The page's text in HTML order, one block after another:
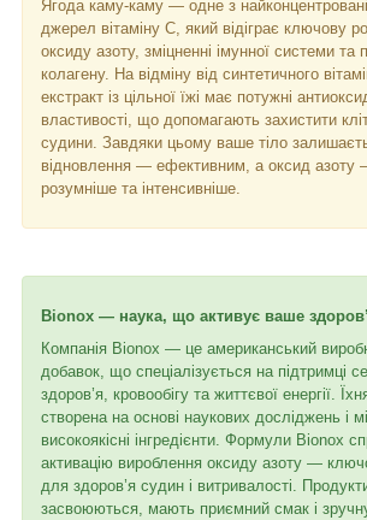
Ягода каму-каму — одне з
джерел вітаміну C, який відіграє ключову
оксиду азоту, зміцненні імунної системи та
колагену. На відміну від синтетичного
екстракт із цільної їжі має потужні
властивості, що допомагають захистити
судини. Завдяки цьому ваше тіло
відновлення — ефективним, а оксид азоту
розумніше та інтенсивніше.
Bionox — наука, що активує ваше
Компанія Bionox — це американський
добавок, що спеціалізується на підтримці
здоров’я, кровообігу та життєвої енергії.
створена на основі наукових досліджень і
високоякісні інгредієнти. Формули Bionox
активацію вироблення оксиду азоту —
для здоров’я судин і витривалості.
засвоюються, мають приємний смак і